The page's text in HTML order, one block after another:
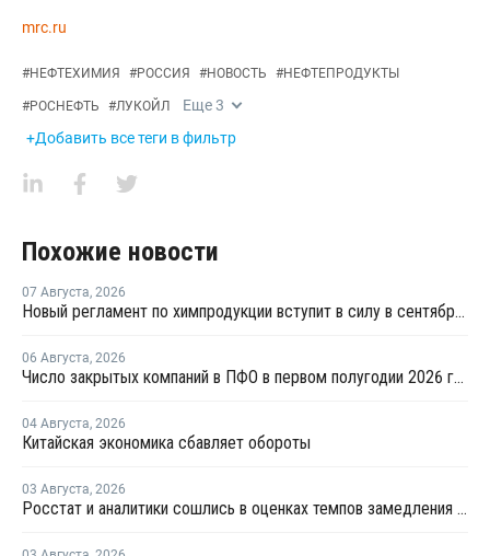
mrc.ru
#НЕФТЕХИМИЯ #РОССИЯ #НОВОСТЬ #НЕФТЕПРОДУКТЫ
#РОСНЕФТЬ #ЛУКОЙЛ Еще3
+Добавить все теги в фильтр
Похожие новости
07 Августа, 2026
Новый регламент по химпродукции вступит в силу в сентябре 2027 года
06 Августа, 2026
Число закрытых компаний в ПФО в первом полугодии 2026 года вдвое превысило число новых
04 Августа, 2026
Китайская экономика сбавляет обороты
03 Августа, 2026
Росстат и аналитики сошлись в оценках темпов замедления экономики